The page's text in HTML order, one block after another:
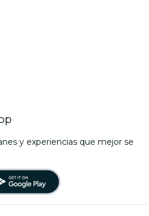
y experiencias que mejor se